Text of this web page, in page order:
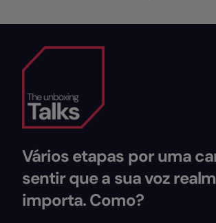
Vários etapas por uma
sentir que a sua voz
importa. Como?